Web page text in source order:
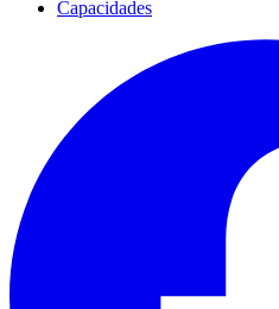
Capacidades